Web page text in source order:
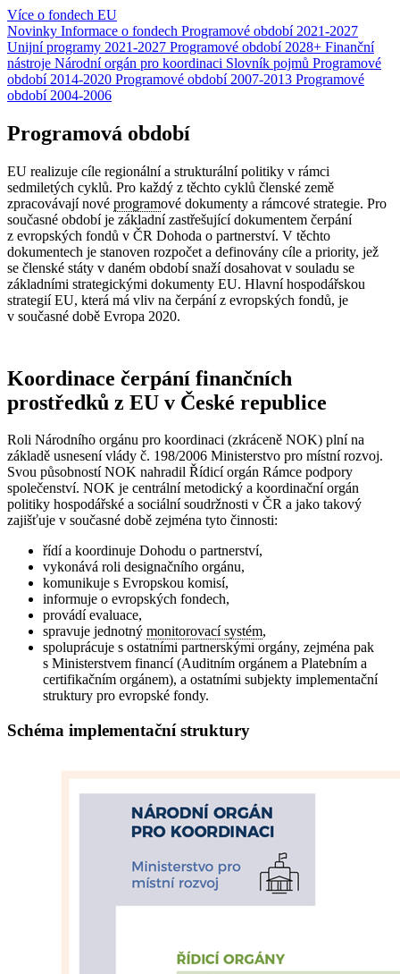
Více o fondech EU
Novinky Informace o fondech Programové období 2021-2027
Unijní programy 2021-2027 Programové období 2028+ Finanční
nástroje Národní orgán pro koordinaci Slovník pojmů Programové
období 2014-2020 Programové období 2007-2013 Programové
období 2004-2006
Programová období
EU realizuje cíle regionální a strukturální politiky v rámci
sedmiletých cyklů. Pro každý z těchto cyklů členské země
zpracovávají nové programové dokumenty a rámcové strategie. Pro
současné období je základní zastřešující dokumentem čerpání
z evropských fondů v ČR Dohoda o partnerství. V těchto
dokumentech je stanoven rozpočet a definovány cíle a priority, jež
se členské státy v daném období snaží dosahovat v souladu se
základními strategickými dokumenty EU. Hlavní hospodářskou
strategií EU, která má vliv na čerpání z evropských fondů, je
v současné době Evropa 2020.
Koordinace čerpání finančních
prostředků z EU v České republice
Roli Národního orgánu pro koordinaci (zkráceně NOK) plní na
základě usnesení vlády č. 198/2006 Ministerstvo pro místní rozvoj.
Svou působností NOK nahradil Řídicí orgán Rámce podpory
společenství. NOK je centrální metodický a koordinační orgán
politiky hospodářské a sociální soudržnosti v ČR a jako takový
zajišťuje v současné době zejména tyto činnosti:
řídí a koordinuje Dohodu o partnerství,
vykonává roli designačního orgánu,
komunikuje s Evropskou komisí,
informuje o evropských fondech,
provádí evaluace,
spravuje jednotný monitorovací systém,
spoluprácuje s ostatními partnerskými orgány, zejména pak
s Ministerstvem financí (Auditním orgánem a Platebním a
certifikačním orgánem), a ostatními subjekty implementační
struktury pro evropské fondy.
Schéma implementační struktury